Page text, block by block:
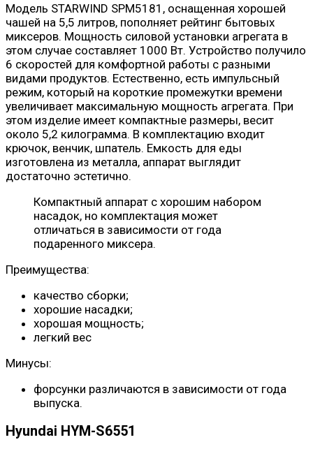
Модель STARWIND SPM5181, оснащенная хорошей
чашей на 5,5 литров, пополняет рейтинг бытовых
миксеров. Мощность силовой установки агрегата в
этом случае составляет 1000 Вт. Устройство получило
6 скоростей для комфортной работы с разными
видами продуктов. Естественно, есть импульсный
режим, который на короткие промежутки времени
увеличивает максимальную мощность агрегата. При
этом изделие имеет компактные размеры, весит
около 5,2 килограмма. В комплектацию входит
крючок, венчик, шпатель. Емкость для еды
изготовлена ​​из металла, аппарат выглядит
достаточно эстетично.
Компактный аппарат с хорошим набором
насадок, но комплектация может
отличаться в зависимости от года
подаренного миксера.
Преимущества:
качество сборки;
хорошие насадки;
хорошая мощность;
легкий вес
Минусы:
форсунки различаются в зависимости от года
выпуска.
Hyundai HYM-S6551